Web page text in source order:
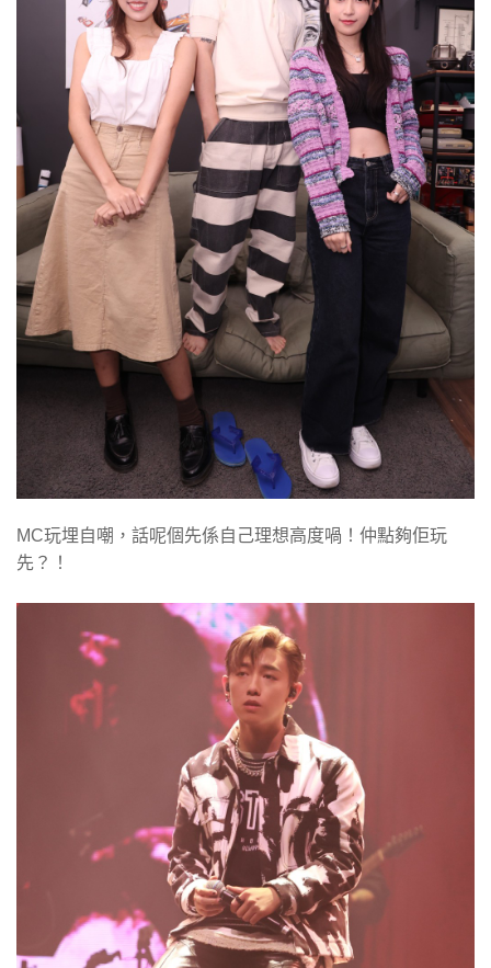
MC玩埋自嘲，話呢個先係自己理想高度喎！仲點夠佢玩
先？！